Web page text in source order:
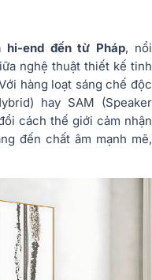
hi-end đến từ Pháp, nổi
nghệ thuật thiết kế tinh
hàng loạt sáng chế độc
hay SAM (Speaker
cách thế giới cảm nhận
đến chất âm mạnh mẽ,